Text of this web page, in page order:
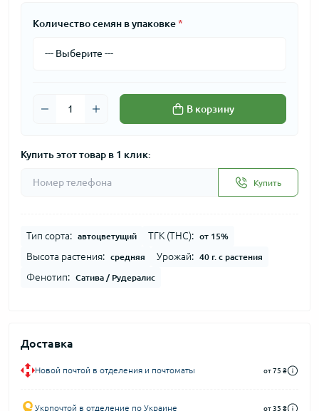
Количество семян в упаковке*
В корзину
Купить этот товар в 1 клик:
Купить
Тип сорта: автоцветущий ТГК (THC): от 15%
Высота растения: средняя Урожай: 40 г. с растения
Фенотип: Сатива / Рудералис
Доставка
Новой почтой в отделения и почтоматы от 75 ₴
Укрпочтой в отделение по Украине от 35 ₴